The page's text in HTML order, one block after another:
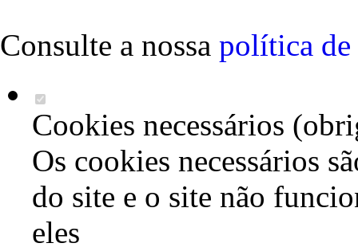
Consulte a nossa política de
Cookies necessários
Os cookies necessários
do site e o site não
eles